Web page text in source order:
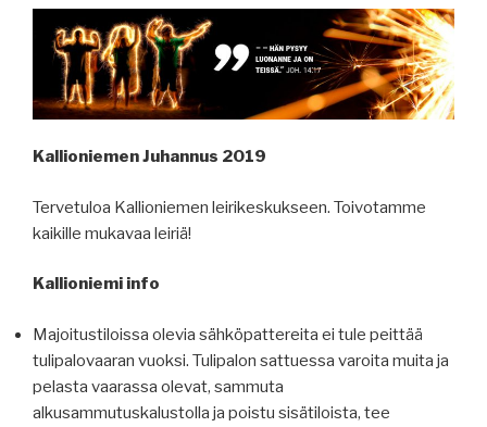
Kallioniemen Juhannus 2019
Tervetuloa Kallioniemen leirikeskukseen. Toivotamme
kaikille mukavaa leiriä!
Kallioniemi info
Majoitustiloissa olevia sähköpattereita ei tule peittää
tulipalovaaran vuoksi. Tulipalon sattuessa varoita muita ja
pelasta vaarassa olevat, sammuta
alkusammutuskalustolla ja poistu sisätiloista, tee